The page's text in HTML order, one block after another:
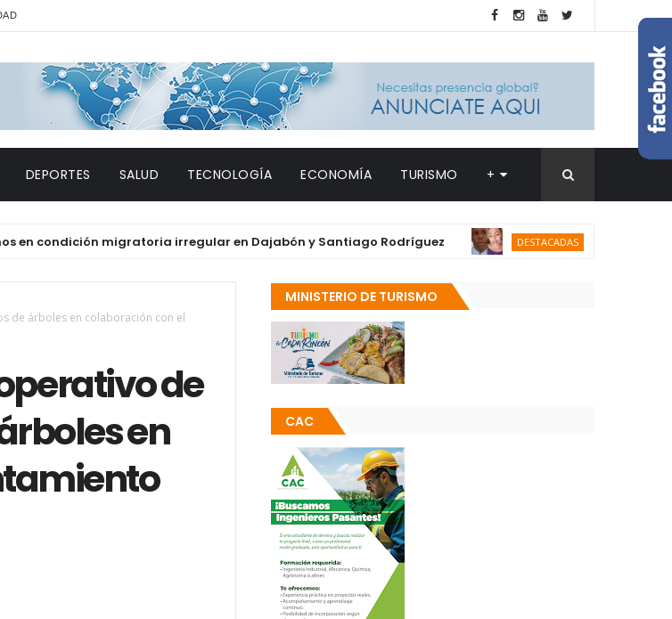
DEPORTES SALUD TECNOLOGÍA ECONOMÍA TURISMO +
migratoria irregular en Dajabón y Santiago Rodríguez DESTACADAS Fallece en
de árboles en colaboración con el
de
en
MINISTERIO DE TURISMO
CAC